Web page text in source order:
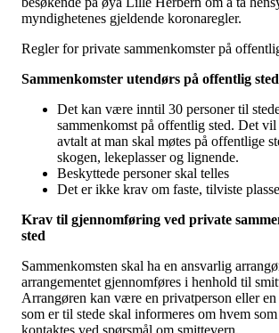
myndighetenes gjeldende koronaregler.
Regler for private sammenkomster på
Sammenkomster utendørs på offentlig sted
Det kan være inntil 30 personer til
sammenkomst på offentlig sted. Det
avtalt at man skal møtes på offentlige
skogen, lekeplasser og lignende.
Beskyttede personer skal telles
Det er ikke krav om faste, tilviste
Krav til gjennomføring ved private
sted
Sammenkomsten skal ha en ansvarlig
arrangementet gjennomføres i henhold til
Arrangøren kan være en privatperson eller
som er til stede skal informeres om hvem
kontaktes ved spørsmål om smittevern.